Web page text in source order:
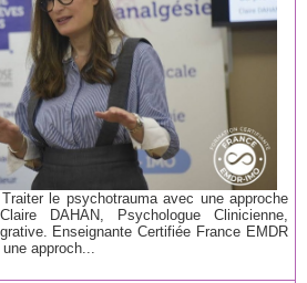
le psychotrauma avec une approche
DAHAN, Psychologue Clinicienne,
Enseignante Certifiée France EMDR
approch...